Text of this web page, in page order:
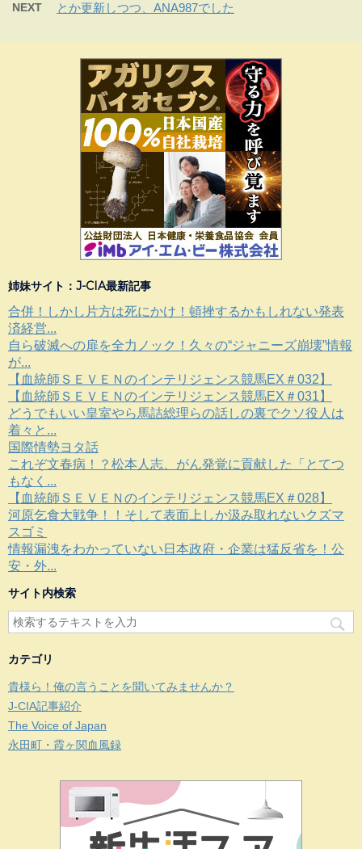
NEXT とか更新しつつ、ANA987でした
姉妹サイト：J-CIA最新記事
合併！しかし片方は死にかけ！頓挫するかもしれない発表
済経営...
自ら破滅への扉を全力ノック！久々の“ジャニーズ崩壊”情報
が...
【血統師ＳＥＶＥＮのインテリジェンス競馬EX＃032】
【血統師ＳＥＶＥＮのインテリジェンス競馬EX＃031】
どうでもいい皇室やら馬詰総理らの話しの裏でクソ役人は
着々と...
国際情勢ヨタ話
これぞ文春病！？松本人志、がん発覚に貢献した「とてつ
もなく...
【血統師ＳＥＶＥＮのインテリジェンス競馬EX＃028】
河原乞食大戦争！！そして表面上しか汲み取れないクズマ
スゴミ
情報漏洩をわかっていない日本政府・企業は猛反省を！公
安・外...
サイト内検索
カテゴリ
貴様ら！俺の言うことを聞いてみませんか？
J-CIA記事紹介
The Voice of Japan
永田町・霞ヶ関血風録